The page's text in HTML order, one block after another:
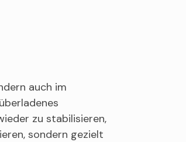
auch im
zu stabilisieren,
sondern gezielt